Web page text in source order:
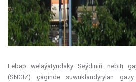
Lebap welaýatyndaky Seýdiniň nebiti
(SNGIZ) çäginde suwuklandyrylan